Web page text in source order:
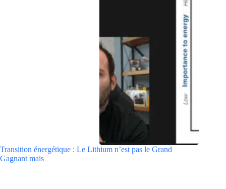
Transition énergétique : Le Lithium n’est pas le Grand
Gagnant mais